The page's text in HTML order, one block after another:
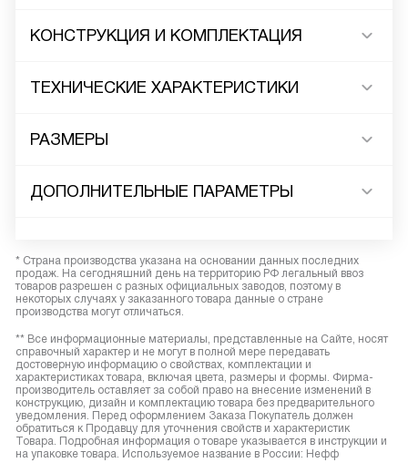
КОНСТРУКЦИЯ И КОМПЛЕКТАЦИЯ
ТЕХНИЧЕСКИЕ ХАРАКТЕРИСТИКИ
РАЗМЕРЫ
ДОПОЛНИТЕЛЬНЫЕ ПАРАМЕТРЫ
* Страна производства указана на основании данных последних
продаж. На сегодняшний день на территорию РФ легальный ввоз
товаров разрешен с разных официальных заводов, поэтому в
некоторых случаях у заказанного товара данные о стране
производства могут отличаться.
** Все информационные материалы, представленные на Сайте, носят
справочный характер и не могут в полной мере передавать
достоверную информацию о свойствах, комплектации и
характеристиках товара, включая цвета, размеры и формы. Фирма-
производитель оставляет за собой право на внесение изменений в
конструкцию, дизайн и комплектацию товара без предварительного
уведомления. Перед оформлением Заказа Покупатель должен
обратиться к Продавцу для уточнения свойств и характеристик
Товара. Подробная информация о товаре указывается в инструкции и
на упаковке товара. Используемое название в России: Нефф